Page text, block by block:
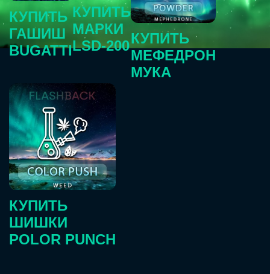
КУПИТЬ
ГАШИШ
BUGATTI
КУПИТЬ
МАРКИ
LSD-200КУПИТЬ
МЕФЕДРОН
МУКА
КУПИТЬ
ШИШКИ
POLOR PUNCH